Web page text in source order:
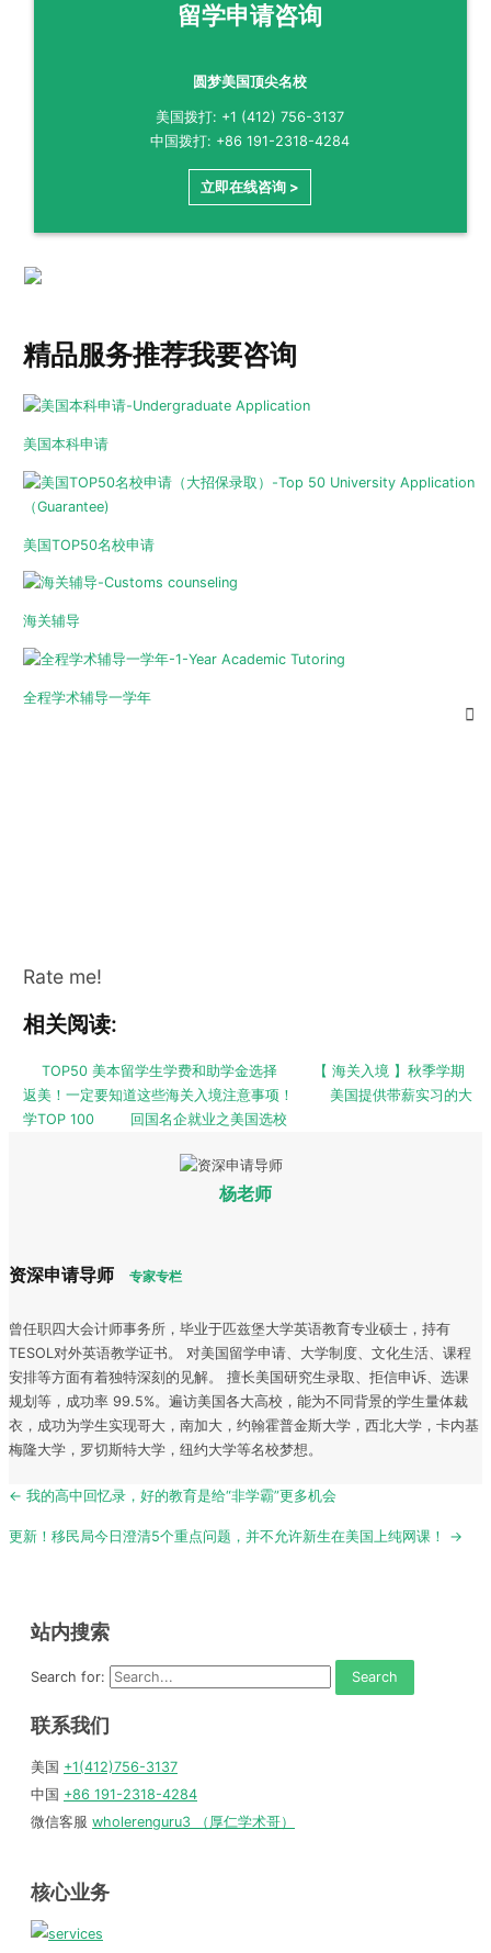
留学申请咨询
圆梦美国顶尖名校
美国拨打: +1 (412) 756-3137
中国拨打: +86 191-2318-4284
立即在线咨询 >
精品服务推荐我要咨询
美国本科申请
美国TOP50名校申请
海关辅导
全程学术辅导一学年
Rate me!
相关阅读:
TOP50 美本留学生学费和助学金选择
【 海关入境 】秋季学期
返美！一定要知道这些海关入境注意事项！
美国提供带薪实习的大
学TOP 100
回国名企就业之美国选校
杨老师
资深申请导师 专家专栏
曾任职四大会计师事务所，毕业于匹兹堡大学英语教育专业硕士，持有
TESOL对外英语教学证书。 对美国留学申请、大学制度、文化生活、课程
安排等方面有着独特深刻的见解。 擅长美国研究生录取、拒信申诉、选课
规划等，成功率 99.5%。遍访美国各大高校，能为不同背景的学生量体裁
衣，成功为学生实现哥大，南加大，约翰霍普金斯大学，西北大学，卡内基
梅隆大学，罗切斯特大学，纽约大学等名校梦想。
Post
← 我的高中回忆录，好的教育是给“非学霸”更多机会
更新！移民局今日澄清5个重点问题，并不允许新生在美国上纯网课！ →
站内搜索
Search for:
联系我们
美国 +1(412)756-3137
中国 +86 191-2318-4284
微信客服 wholerenguru3 （厚仁学术哥）
核心业务